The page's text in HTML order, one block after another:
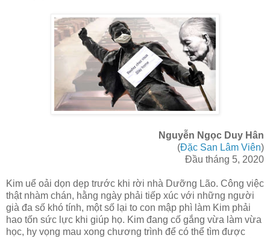
Nguyễn Ngọc Duy Hân
(Đặc San Lâm Viên)
Đầu tháng 5, 2020
Kim uể oải dọn dẹp trước khi rời nhà Dưỡng Lão. Công việc
thật nhàm chán, hằng ngày phải tiếp xúc với những người
già đa số khó tính, một số lại to con mập phì làm Kim phải
hao tốn sức lực khi giúp họ. Kim đang cố gắng vừa làm vừa
học, hy vọng mau xong chương trình để có thể tìm được